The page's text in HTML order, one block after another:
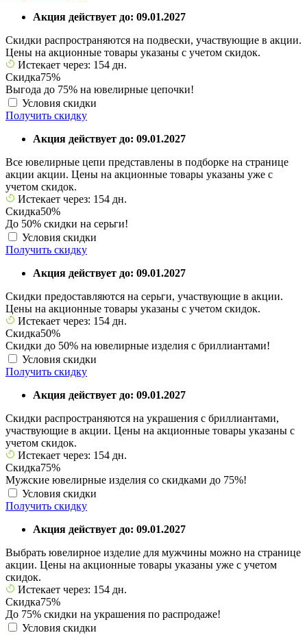
Акция действует до: 09.01.2027
Скидки распространяются на подвески, участвующие в акции.
Цены на акционные товары указаны с учетом скидок.
Истекает через: 154 дн.
Скидка75%
Выгода до 75% на ювелирные цепочки!
Условия скидки
Получить скидку
Акция действует до: 09.01.2027
Все ювелирные цепи представлены в подборке на странице
акции акции. Цены на акционные товары указаны уже с
учетом скидок.
Истекает через: 154 дн.
Скидка50%
До 50% скидки на серьги!
Условия скидки
Получить скидку
Акция действует до: 09.01.2027
Скидки предоставляются на серьги, участвующие в акции.
Цены на акционные товары указаны с учетом скидок.
Истекает через: 154 дн.
Скидка50%
Скидки до 50% на ювелирные изделия с бриллиантами!
Условия скидки
Получить скидку
Акция действует до: 09.01.2027
Скидки распространяются на украшения с бриллиантами,
участвующие в акции. Цены на акционные товары указаны с
учетом скидок.
Истекает через: 154 дн.
Скидка75%
Мужские ювелирные изделия со скидками до 75%!
Условия скидки
Получить скидку
Акция действует до: 09.01.2027
Выбрать ювелирное изделие для мужчины можно на странице
акции. Цены на акционные товары указаны уже с учетом
скидок.
Истекает через: 154 дн.
Скидка75%
До 75% скидки на украшения по распродаже!
Условия скидки